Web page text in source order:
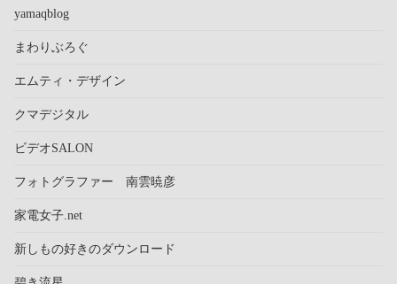
yamaqblog
まわりぶろぐ
エムティ・デザイン
クマデジタル
ビデオSALON
フォトグラファー 南雲暁彦
家電女子.net
新しもの好きのダウンロード